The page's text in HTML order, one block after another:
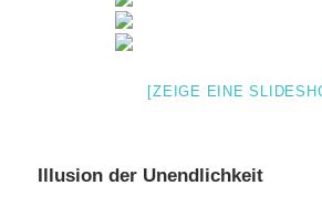
[ZEIGE EINE
Illusion der Unendlichkeit